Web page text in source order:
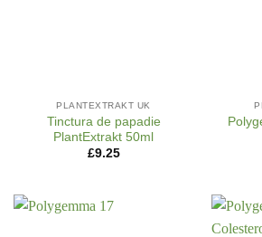
PLANTEXTRAKT UK
Tinctura de papadie
PlantExtrakt 50ml
£9.25